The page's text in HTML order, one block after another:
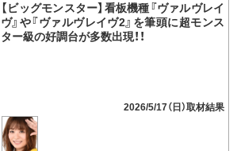
【ビッグモンスター】看板機種『ヴァルヴレイ
ヴ』や『ヴァルヴレイヴ2』を筆頭に超モンス
ター級の好調台が多数出現！！
2026/5/17（日）